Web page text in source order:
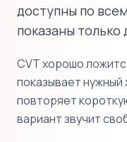
доступны по
показаны только
CVT хорошо
показывает нужный
повторяет
вариант звучит